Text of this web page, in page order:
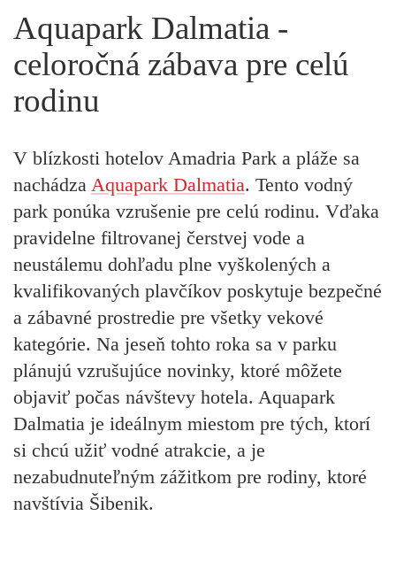
Aquapark Dalmatia -
celoročná zábava pre celú
rodinu
V blízkosti hotelov Amadria Park a pláže sa
nachádza Aquapark Dalmatia. Tento vodný
park ponúka vzrušenie pre celú rodinu. Vďaka
pravidelne filtrovanej čerstvej vode a
neustálemu dohľadu plne vyškolených a
kvalifikovaných plavčíkov poskytuje bezpečné
a zábavné prostredie pre všetky vekové
kategórie. Na jeseň tohto roka sa v parku
plánujú vzrušujúce novinky, ktoré môžete
objaviť počas návštevy hotela. Aquapark
Dalmatia je ideálnym miestom pre tých, ktorí
si chcú užiť vodné atrakcie, a je
nezabudnuteľným zážitkom pre rodiny, ktoré
navštívia Šibenik.